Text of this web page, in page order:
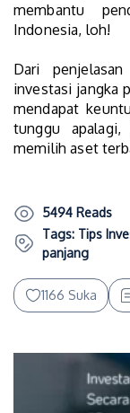
membantu
Indonesia, loh!
Dari
investasi jangka
mendapat
tunggu
memilih aset
5494 Reads
Tags: Tips
panjang
1166 Suka